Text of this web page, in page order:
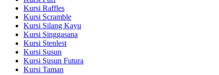
Kursi Raffles
Kursi Scramble
Kursi Silang Kayu
Kursi Singgasana
Kursi Stenlest
Kursi Susun
Kursi Susun Futura
Kursi Taman